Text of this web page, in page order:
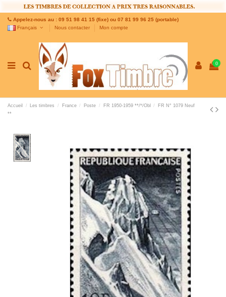
Appelez-nous au : 09 51 98 41 15 (fixe) ou 07 81 99 96 25 (portable)
Français
Nous contacter Mon compte
0
Accueil Les timbres France Poste FR 1950-1959 **/*/Obl
FR N° 1079 Neuf
**